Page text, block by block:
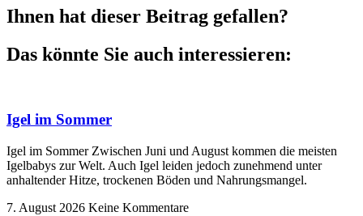
Ihnen hat dieser Beitrag gefallen?
Das könnte Sie auch interessieren:
Igel im Sommer
Igel im Sommer Zwischen Juni und August kommen die meisten
Igelbabys zur Welt. Auch Igel leiden jedoch zunehmend unter
anhaltender Hitze, trockenen Böden und Nahrungsmangel.
7. August 2026 Keine Kommentare